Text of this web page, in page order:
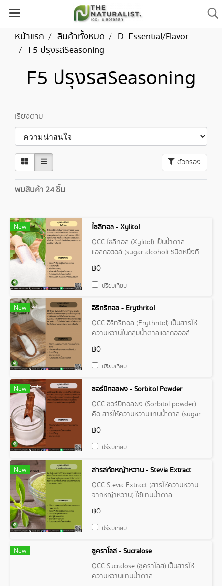
หน้าแรก สินค้าทั้งหมด
D. Essential/Flavor
F5 ปรุงรสSeasoning
F5 ปรุงรสSeasoning
เรียงตาม
ตัวกรอง
พบสินค้า 24 ชิ้น
New
ไซลิทอล - Xylitol
QCC ไซลิทอล (Xylitol) เป็นน้ำตาล
แอลกอฮอล์ (sugar alcohol) ชนิดหนึ่งที่
ชนิด
฿0
เปรียบเทียบ
New
อิริทริทอล - Erythritol
QCC อิริทริทอล (Erythritol) เป็นสารให้
ความหวานในกลุ่มน้ำตาลแอลกอฮอล์
หวานที่ให้พลังงาน
฿0
เปรียบเทียบ
New
ซอร์บิทอลผง - Sorbitol Powder
QCC ซอร์บิทอลผง (Sorbitol powder)
คือ สารให้ความหวานแทนน้ำตาล (sugar
60% ของน้ำตาล
฿0
เปรียบเทียบ
New
สารสกัดหญ้าหวาน - Stevia Extract
QCC Stevia Extract (สารให้ความหวาน
จากหญ้าหวาน) ใช้แทนน้ำตาล
฿0
เปรียบเทียบ
New
ซูคราโลส - Sucralose
QCC Sucralose (ซูคราโลส) เป็นสารให้
ความหวานแทนน้ำตาล